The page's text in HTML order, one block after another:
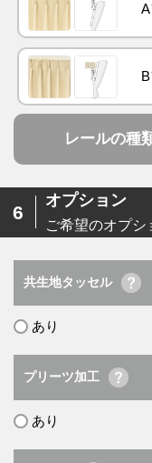
レールの種
6
オプション
ご希望のオプシ
共生地タッセル
あり
プリーツ加工
あり